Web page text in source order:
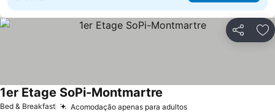
Partilhar
Bed & Breakfast Acomodação apenas para adultos
1er Etage SoPi-Montmartre